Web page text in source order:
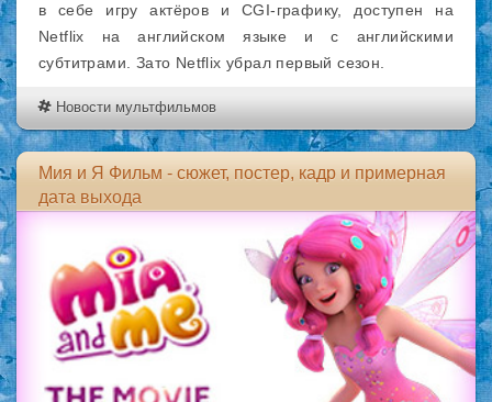
в себе игру актёров и CGI-графику, доступен на
Netflix на английском языке и с английскими
субтитрами. Зато Netflix убрал первый сезон.
Новости мультфильмов
Мия и Я Фильм - сюжет, постер, кадр и примерная
дата выхода